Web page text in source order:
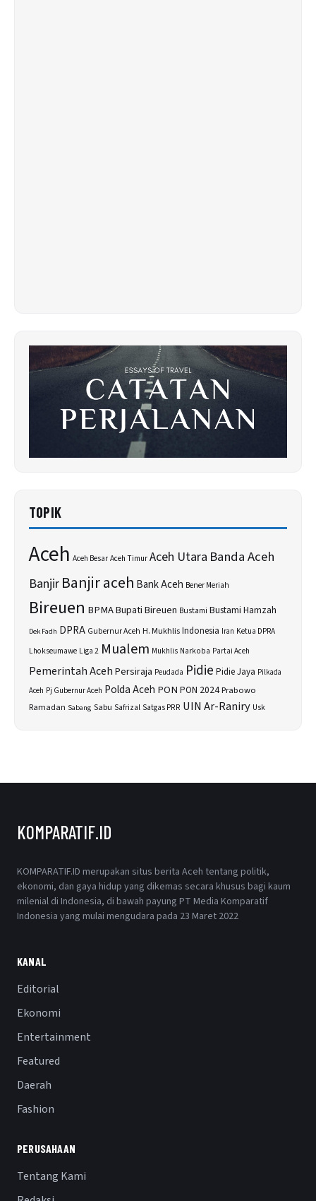
TOPIK
Aceh Aceh BesarAceh TimurAceh Utara Banda Aceh
BanjirBanjir aceh Bank Aceh Bener Meriah
Bireuen BPMABupati Bireuen Bustami Bustami Hamzah
Dek Fadh DPRA Gubernur Aceh H. MukhlisIndonesia Iran Ketua DPRA
Lhokseumawe Liga 2 Mualem Mukhlis Narkoba Partai Aceh
Pemerintah AcehPersiraja Peudada Pidie Pidie Jaya Pilkada
Aceh Pj Gubernur Aceh Polda Aceh PON PON 2024Prabowo
Ramadan Sabang Sabu Safrizal Satgas PRR UIN Ar-Raniry Usk
KOMPARATIF.ID
KOMPARATIF.ID merupakan situs berita Aceh tentang politik,
ekonomi, dan gaya hidup yang dikemas secara khusus bagi kaum
milenial di Indonesia, di bawah payung PT Media Komparatif
Indonesia yang mulai mengudara pada 23 Maret 2022
KANAL
Editorial
Ekonomi
Entertainment
Featured
Daerah
Fashion
PERUSAHAAN
Tentang Kami